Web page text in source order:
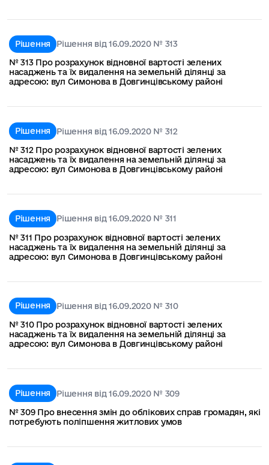
Рішення
Рішення від 16.09.2020 № 313
№ 313 Про розрахунок відновної вартості зелених
насаджень та їх видалення на земельній ділянці за
адресою: вул Симонова в Довгинцівському районі
Рішення
Рішення від 16.09.2020 № 312
№ 312 Про розрахунок відновної вартості зелених
насаджень та їх видалення на земельній ділянці за
адресою: вул Симонова в Довгинцівському районі
Рішення
Рішення від 16.09.2020 № 311
№ 311 Про розрахунок відновної вартості зелених
насаджень та їх видалення на земельній ділянці за
адресою: вул Симонова в Довгинцівському районі
Рішення
Рішення від 16.09.2020 № 310
№ 310 Про розрахунок відновної вартості зелених
насаджень та їх видалення на земельній ділянці за
адресою: вул Симонова в Довгинцівському районі
Рішення
Рішення від 16.09.2020 № 309
№ 309 Про внесення змін до облікових справ громадян, які
потребують поліпшення житлових умов